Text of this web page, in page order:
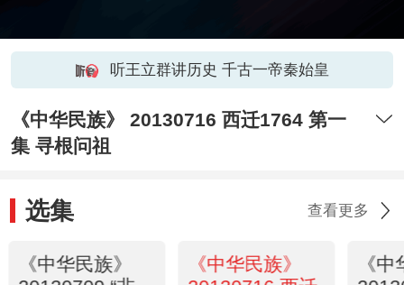
听王立群讲历史 千古一帝秦始皇
《中华民族》 20130716 西迁1764 第一
集 寻根问祖
选集 查看更多
《中华民族》
《中华民族》
《